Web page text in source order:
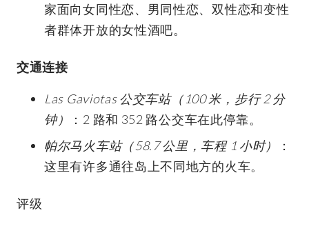
家面向女同性恋、男同性恋、双性恋和变性
者群体开放的女性酒吧。
交通连接
Las Gaviotas 公交车站（100 米，步行 2 分
钟）
：2 路和 352 路公交车在此停靠。
帕尔马火车站（58.7 公里，车程 1 小时）
：
这里有许多通往岛上不同地方的火车。
评级